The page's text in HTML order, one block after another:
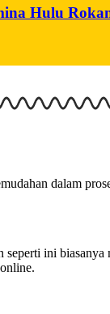
Hulu
dalam
ini